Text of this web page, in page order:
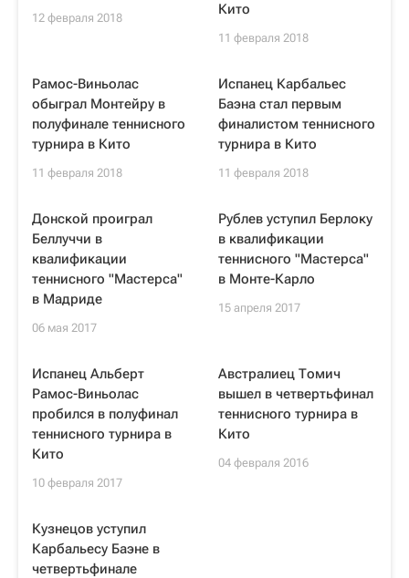
12 февраля 2018
Кито
11 февраля 2018
Рамос-Виньолас
обыграл Монтейру в
полуфинале теннисного
турнира в Кито
11 февраля 2018
Испанец Карбальес
Баэна стал первым
финалистом теннисного
турнира в Кито
11 февраля 2018
Донской проиграл
Беллуччи в
квалификации
теннисного "Мастерса"
в Мадриде
06 мая 2017
Рублев уступил Берлоку
в квалификации
теннисного "Мастерса"
в Монте-Карло
15 апреля 2017
Испанец Альберт
Рамос-Виньолас
пробился в полуфинал
теннисного турнира в
Кито
10 февраля 2017
Австралиец Томич
вышел в четвертьфинал
теннисного турнира в
Кито
04 февраля 2016
Кузнецов уступил
Карбальесу Баэне в
четвертьфинале